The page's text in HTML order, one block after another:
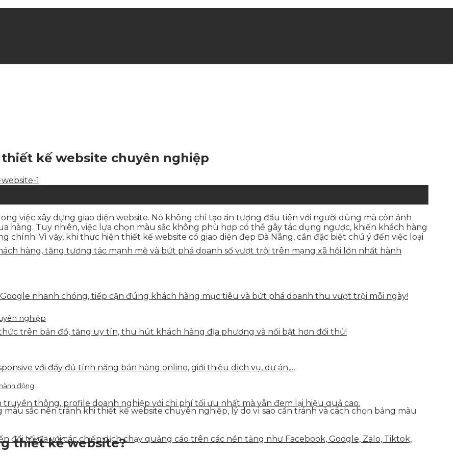
hàng, tăng tương tác mạnh mẽ và bứt phá doanh số vượt trội trên mạng xã hội lớn nhất hành
nhanh chóng, tiếp cận đúng khách hàng mục tiêu và bứt phá doanh thu vượt trội mỗi ngày!
trên bản đồ, tăng uy tín, thu hút khách hàng địa phương và nổi bật hơn đối thủ!
với đầy đủ tính năng bán hàng online, giới thiệu dịch vụ, dự án,…
thông, profile doanh nghiệp với chi phí tối ưu nhất mà vẫn đem lại hiệu quả cao.
đổi tối đa với các chiến dịch chạy quảng cáo trên các nền tảng như Facebook, Google, Zalo, Tiktok,
kế website chuyên nghiệp
việc xây dựng giao diện website. Nó không chỉ tạo ấn tượng đầu tiên với người dùng mà còn ảnh
hàng. Tuy nhiên, việc lựa chọn màu sắc không phù hợp có thể gây tác dụng ngược, khiến khách hàng
Vì vậy, khi thực hiện thiết kế website có giao diện đẹp Đà Nẵng, cần đặc biệt chú ý đến việc loại
nghiệp
động
sắc nên tránh khi thiết kế website chuyên nghiệp, lý do vì sao cần tránh và cách chọn bảng màu
thiết kế website?